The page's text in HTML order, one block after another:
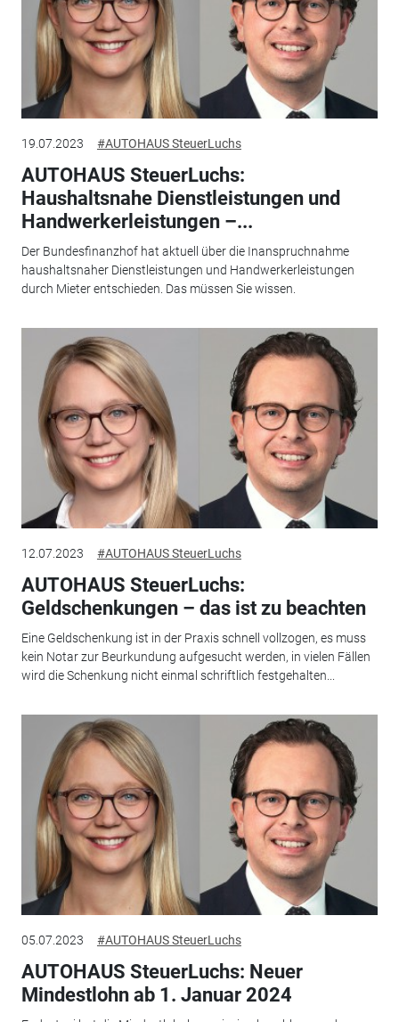
19.07.2023 #AUTOHAUS SteuerLuchs
AUTOHAUS SteuerLuchs:
Haushaltsnahe Dienstleistungen und
Handwerkerleistungen –...
Der Bundesfinanzhof hat aktuell über die Inanspruchnahme
haushaltsnaher Dienstleis­tungen und Handwerkerleistungen
durch Mieter entschieden. Das müssen Sie wissen.
12.07.2023 #AUTOHAUS SteuerLuchs
AUTOHAUS SteuerLuchs:
Geldschenkungen – das ist zu beachten
Eine Geldschenkung ist in der Praxis schnell vollzogen, es muss
kein Notar zur Beurkundung aufgesucht werden, in vielen Fällen
wird die Schenkung nicht einmal schriftlich festgehalten...
05.07.2023 #AUTOHAUS SteuerLuchs
AUTOHAUS SteuerLuchs: Neuer
Mindestlohn ab 1. Januar 2024